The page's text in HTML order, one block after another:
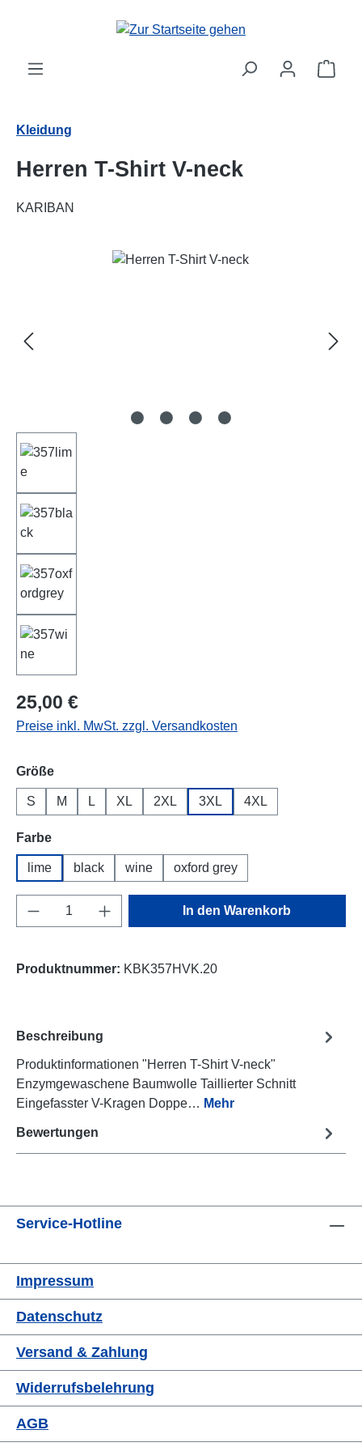
Zum Hauptinhalt springen
Kleidung
Herren T-Shirt V-neck
KARIBAN
Bildergalerie überspringen
Regulärer Preis:
25,00 €
Preise inkl. MwSt. zzgl. Versandkosten
Größeauswählen
S M L XL 2XL 3XL 4XL
Farbeauswählen
lime black wine oxford grey
Produkt Anzahl: Gib den gewünschten
In den Warenkorb
Produktnummer: KBK357HVK.20
Beschreibung
Produktinformationen "Herren T-Shirt V-neck"
Enzymgewaschene Baumwolle Taillierter Schnitt
Eingefasster V-Kragen Doppe… Mehr
Bewertungen
Service-Hotline
Impressum
Datenschutz
Versand & Zahlung
Widerrufsbelehrung
AGB